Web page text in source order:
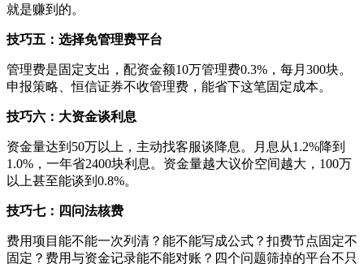
就是赚到的。
技巧五：选择免管理费平台
管理费是固定支出，配资金额10万管理费0.3%，每月300块。
申报策略、恒信证券不收管理费，能省下这笔固定成本。
技巧六：大资金谈利息
资金量达到50万以上，主动找客服谈降息。月息从1.2%降到
1.0%，一年省2400块利息。资金量越大议价空间越大，100万
以上甚至能谈到0.8%。
技巧七：四问法核费
费用项目能不能一次列清？能不能写成公式？扣费节点固定不
固定？费用与资金记录能不能对账？四个问题筛掉的平台不只